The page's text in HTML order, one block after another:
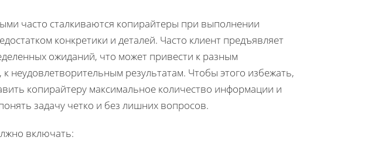
часто сталкиваются копирайтеры при выполнении
конкретики и деталей. Часто клиент предъявляет
ожиданий, что может привести к разным
к неудовлетворительным результатам. Чтобы этого избежать,
копирайтеру максимальное количество информации и
задачу четко и без лишних вопросов.
включать: